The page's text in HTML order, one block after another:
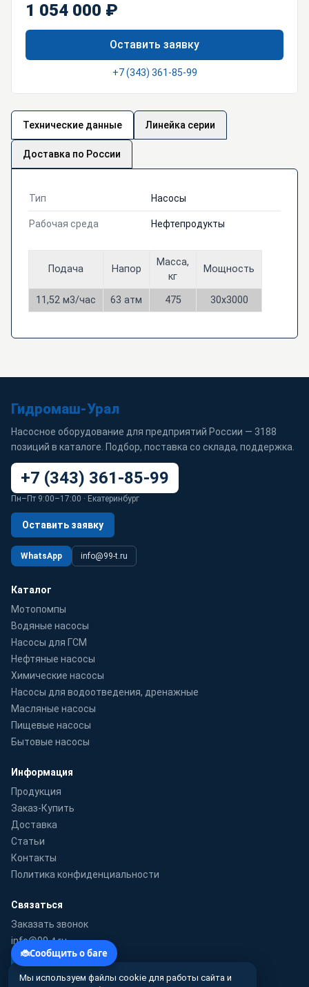
1 054 000 ₽
Оставить заявку
+7 (343) 361-85-99
Технические данные Линейка серии
Доставка по России
Тип Насосы
Рабочая среда Нефтепродукты
Подача Напор
Масса,
кг
Мощность
11,52 м3/час 63 атм 475 30х3000
Гидромаш-Урал
Насосное оборудование для предприятий России — 3188
позиций в каталоге. Подбор, поставка со склада, поддержка.
+7 (343) 361-85-99
Пн–Пт 9:00–17:00 · Екатеринбург
Оставить заявку
WhatsApp info@99-t.ru
Каталог
Мотопомпы
Водяные насосы
Насосы для ГСМ
Нефтяные насосы
Химические насосы
Насосы для водоотведения, дренажные
Масляные насосы
Пищевые насосы
Бытовые насосы
Информация
Продукция
Заказ-Купить
Доставка
Статьи
Контакты
Политика конфиденциальности
Связаться
Заказать звонок
info@99-t.ru
WhatsApp
Мы используем файлы cookie для работы сайта и